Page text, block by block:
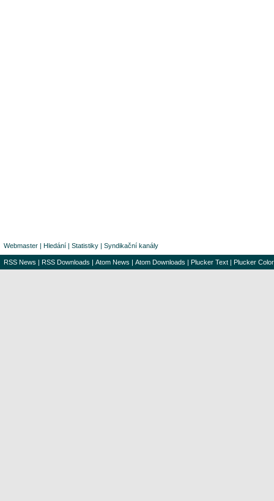
Webmaster | Hledání | Statistiky | Syndikační kanály
RSS News | RSS Downloads | Atom News | Atom Downloads | Plucker Text | Plucker Color